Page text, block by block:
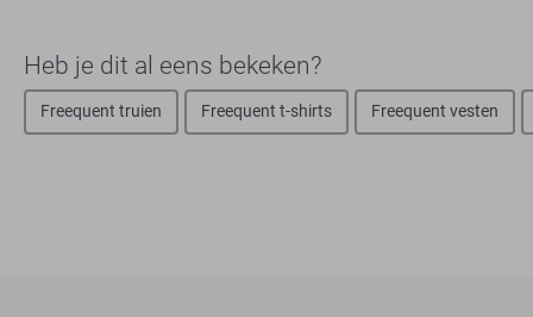
Heb je dit al eens bekeken?
Freequent truien Freequent t-shirts Freequent vesten